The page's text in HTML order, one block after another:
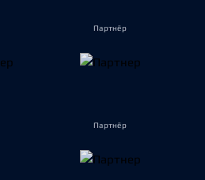
Партнёр
Партнёр